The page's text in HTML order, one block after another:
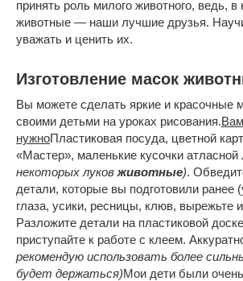
принять роль милого животного, ведь, в
животные — наши лучшие друзья.
уважать и ценить их.
Изготовление масок
Вы можете сделать яркие и красочные
своими детьми на уроках рисования.Вам
нужноПластиковая посуда, цветной
«Мастер», маленькие кусочки атласной
некоторых луков животные).
детали, которые вы подготовили ранее
глаза, усики, ресницы, клюв, вырежьте
Разложите детали на пластиковой
приступайте к работе с клеем.
рекомендую использовать более
будет держаться)Мои дети были